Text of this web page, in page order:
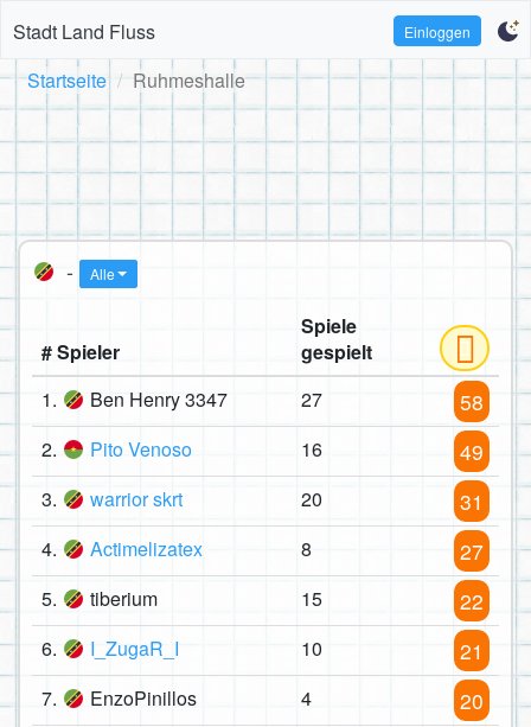
Stadt Land Fluss Einloggen
Startseite Ruhmeshalle
- Alle
# Spieler
Spiele
gespielt
1.
Ben Henry 3347 27 58
2. Pito Venoso 16 49
3. warrior skrt 20 31
4. Actimelizatex 8 27
5. tiberium 15 22
6. I_ZugaR_I 10 21
7. EnzoPinillos 4 20